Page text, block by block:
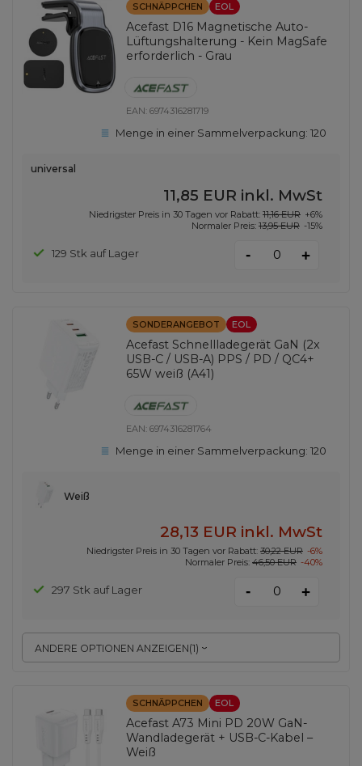
SCHNÄPPCHEN EOL
Acefast D16 Magnetische Auto-
Lüftungshalterung - Kein MagSafe
erforderlich - Grau
EAN:6974316281719
Menge in einer Sammelverpackung:120
universal
11,85 EUR inkl. MwSt
Niedrigster Preis in 30 Tagen vor Rabatt: 11,16 EUR +6%
Normaler Preis: 13,95 EUR -15%
129 Stk auf Lager - +
SONDERANGEBOT EOL
Acefast Schnellladegerät GaN (2x
USB-C / USB-A) PPS / PD / QC4+
65W weiß (A41)
EAN:6974316281764
Menge in einer Sammelverpackung:120
ANDERE OPTIONEN ANZEIGEN(1)
Weiß
28,13 EUR inkl. MwSt
Niedrigster Preis in 30 Tagen vor Rabatt: 30,22 EUR -6%
Normaler Preis: 46,50 EUR -40%
297 Stk auf Lager - +
SCHNÄPPCHEN EOL
Acefast A73 Mini PD 20W GaN-
Wandladegerät + USB-C-Kabel –
Weiß